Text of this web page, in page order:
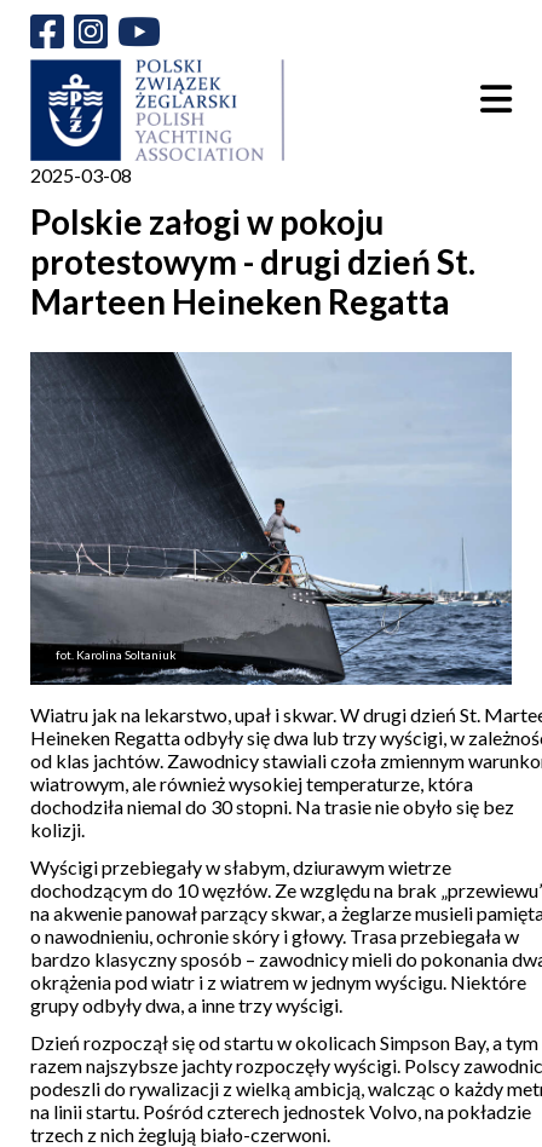
2025-03-08
Polskie załogi w pokoju
protestowym - drugi dzień St.
Marteen Heineken Regatta
fot. Karolina Soltaniuk
Wiatru jak na lekarstwo, upał i skwar. W drugi dzień St.
Heineken Regatta odbyły się dwa lub trzy wyścigi, w
od klas jachtów. Zawodnicy stawiali czoła zmiennym
wiatrowym, ale również wysokiej temperaturze, która
dochodziła niemal do 30 stopni. Na trasie nie obyło się bez
kolizji.
Wyścigi przebiegały w słabym, dziurawym wietrze
dochodzącym do 10 węzłów. Ze względu na brak
na akwenie panował parzący skwar, a żeglarze musieli
o nawodnieniu, ochronie skóry i głowy. Trasa przebiegała w
bardzo klasyczny sposób – zawodnicy mieli do pokonania
okrążenia pod wiatr i z wiatrem w jednym wyścigu. Niektóre
grupy odbyły dwa, a inne trzy wyścigi.
Dzień rozpoczął się od startu w okolicach Simpson Bay, a tym
razem najszybsze jachty rozpoczęły wyścigi. Polscy
podeszli do rywalizacji z wielką ambicją, walcząc o każdy
na linii startu. Pośród czterech jednostek Volvo, na pokładzie
trzech z nich żeglują biało-czerwoni.